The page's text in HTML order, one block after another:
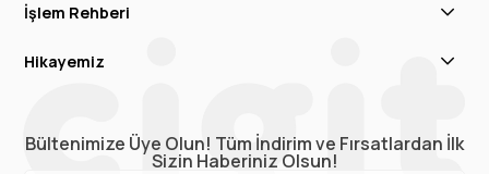
İşlem Rehberi
Hikayemiz
Bültenimize Üye Olun! Tüm İndirim ve Fırsatlardan İlk
Sizin Haberiniz Olsun!